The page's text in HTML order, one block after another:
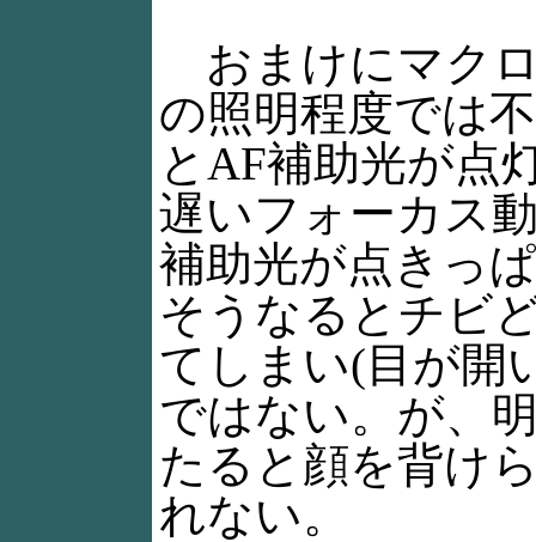
おまけにマク
の照明程度では
とAF補助光が点
遅いフォーカス
補助光が点きっ
そうなるとチビ
てしまい(目が開
ではない。が、
たると顔を背け
れない。